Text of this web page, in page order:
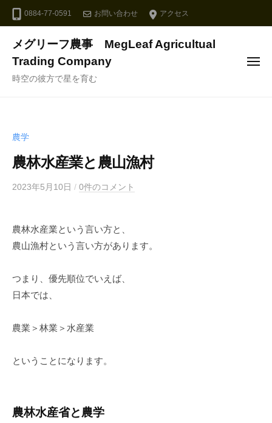
ン
0884-77-0591 お問い合わせ アクセス
メグリーフ農事 MegLeaf Agricultual
Trading Company
時空の彼方で星を育む
メ
農学
農林水産業と農山漁村
2023年5月10日 b
e
g
e
/ 0件のコメント
農林水産業という言い方と、
農山漁村という言い方があります。
つまり、優先順位でいえば、
日本では、
農業＞林業＞水産業
ということになります。
農林水産省と農学